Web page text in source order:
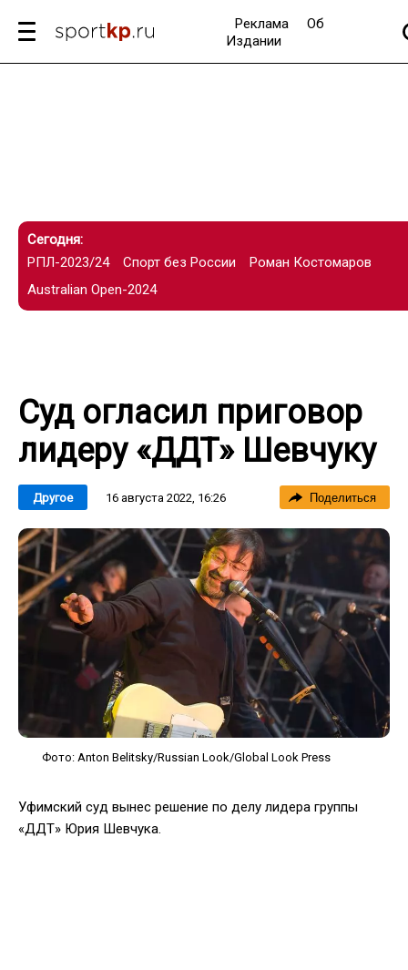
Реклама
Об
Издании
Сегодня:
РПЛ-2023/24
Спорт без России
Роман Костомаров
Australian Open-2024
Суд огласил приговор
лидеру «ДДТ» Шевчуку
Другое 16 августа 2022, 16:26 Поделиться
Фото: Anton Belitsky/Russian Look/Global Look Press
Уфимский суд вынес решение по делу лидера группы
«ДДТ» Юрия Шевчука.